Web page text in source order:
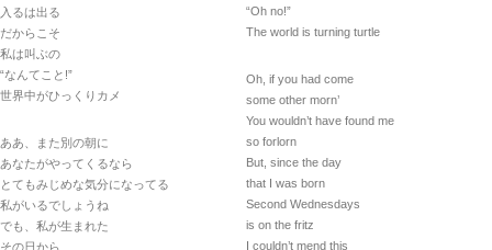
入るは出る
だからこそ
私は叫ぶの
“なんてこと!”
世界中がひっくりカメ
ああ、また別の朝に
あなたがやってくるなら
とてもみじめな気分になってる
私がいるでしょうね
でも、私が生まれた
その日から
“Oh no!”
The world is turning turtle
Oh, if you had come
some other morn’
You wouldn’t have found me
so forlorn
But, since the day
that I was born
Second Wednesdays
is on the fritz
I couldn’t mend this